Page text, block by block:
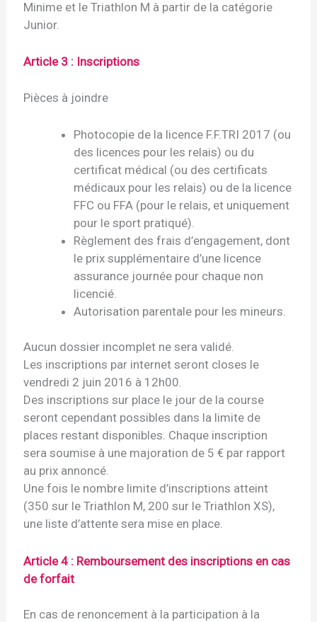
Minime et le Triathlon M à partir de la catégorie
Junior.
Article 3 : Inscriptions
Pièces à joindre
Photocopie de la licence F.F.TRI 2017 (ou
des licences pour les relais) ou du
certificat médical (ou des certificats
médicaux pour les relais) ou de la licence
FFC ou FFA (pour le relais, et uniquement
pour le sport pratiqué).
Règlement des frais d’engagement, dont
le prix supplémentaire d’une licence
assurance journée pour chaque non
licencié.
Autorisation parentale pour les mineurs.
Aucun dossier incomplet ne sera validé.
Les inscriptions par internet seront closes le
vendredi 2 juin 2016 à 12h00.
Des inscriptions sur place le jour de la course
seront cependant possibles dans la limite de
places restant disponibles. Chaque inscription
sera soumise à une majoration de 5 € par rapport
au prix annoncé.
Une fois le nombre limite d’inscriptions atteint
(350 sur le Triathlon M, 200 sur le Triathlon XS),
une liste d’attente sera mise en place.
Article 4 : Remboursement des inscriptions en cas
de forfait
En cas de renoncement à la participation à la